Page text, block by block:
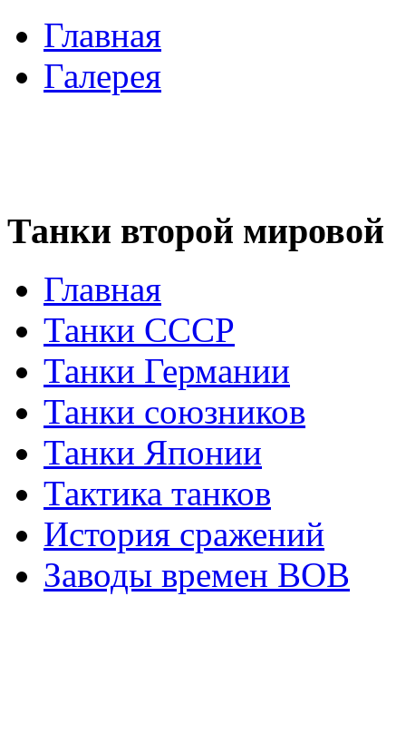
Главная
Галерея
Танки второй мировой
Главная
Танки СССР
Танки Германии
Танки союзников
Танки Японии
Тактика танков
История сражений
Заводы времен ВОВ